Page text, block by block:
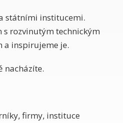
státními institucemi.
rozvinutým technickým
a inspirujeme je.
nacházíte.
firmy, instituce